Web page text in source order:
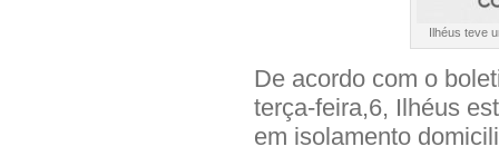
Ilhéus teve
De acordo com o
terça-feira,6, Ilhéus
em isolamento